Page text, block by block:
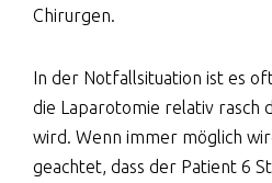
Chirurgen.
In der Notfallsituation ist es
die Laparotomie relativ rasch
wird. Wenn immer möglich
geachtet, dass der Patient 6